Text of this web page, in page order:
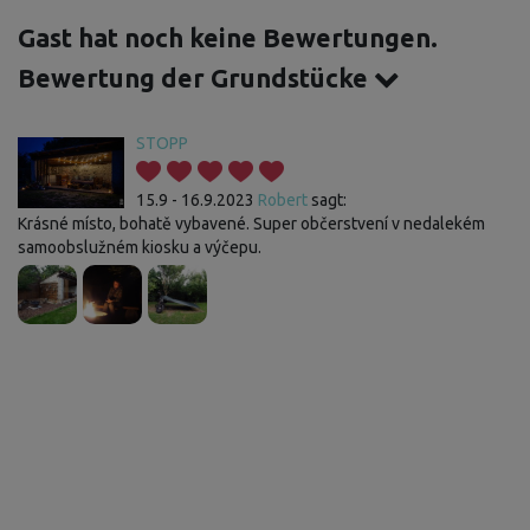
Gast hat noch keine Bewertungen.
Bewertung der Grundstücke
STOPP
15.9 - 16.9.2023 Robert sagt:
Krásné místo, bohatě vybavené. Super občerstvení v nedalekém
samoobslužném kiosku a výčepu.